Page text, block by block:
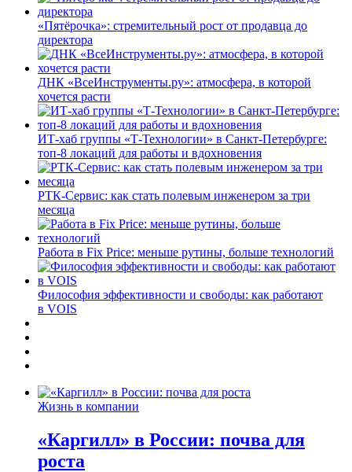
«Пятёрочка»: стремительный рост от продавца до
директора
ДНК «ВсеИнструменты.ру»: атмосфера, в которой
хочется расти
ИТ-хаб группы «Т-Технологии» в Санкт-Петербурге:
топ-8 локаций для работы и вдохновения
РТК-Сервис: как стать полевым инженером за три
месяца
Работа в Fix Price: меньше рутины, больше технологий
Философия эффективности и свободы: как работают
в VOIS
Жизнь в компании
«Каргилл» в России: почва для
роста